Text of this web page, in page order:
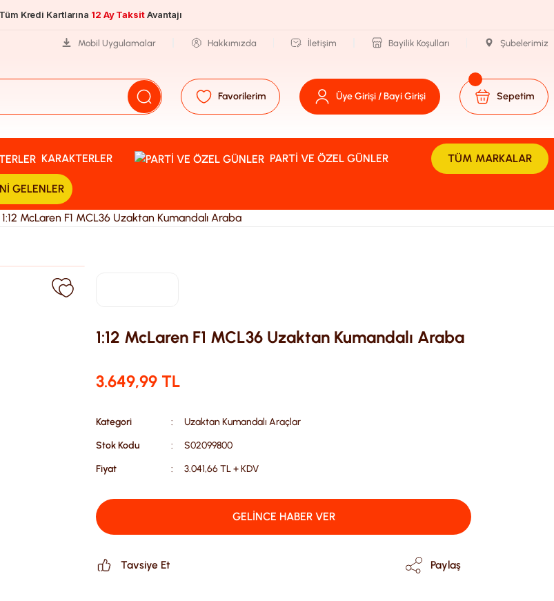
Tüm Kredi Kartlarına 12 Ay TaksitAvantajı
Mobil Uygulamalar Hakkımızda İletişim Bayilik Koşulları Şubelerimiz
Favorilerim Üye Girişi / Bayi Girişi Sepetim
KARAKTERLER PARTI VE ÖZEL GÜNLER
GELENLER
TÜM MARKALAR
1:12 McLaren F1 MCL36 Uzaktan Kumandalı Araba
1:12 McLaren F1 MCL36 Uzaktan Kumandalı Araba
3.649,99 TL
Kategori
Uzaktan Kumandalı Araçlar
Stok Kodu
S02099800
Fiyat
3.041,66 TL + KDV
GELİNCE HABER VER
Tavsiye Et Paylaş